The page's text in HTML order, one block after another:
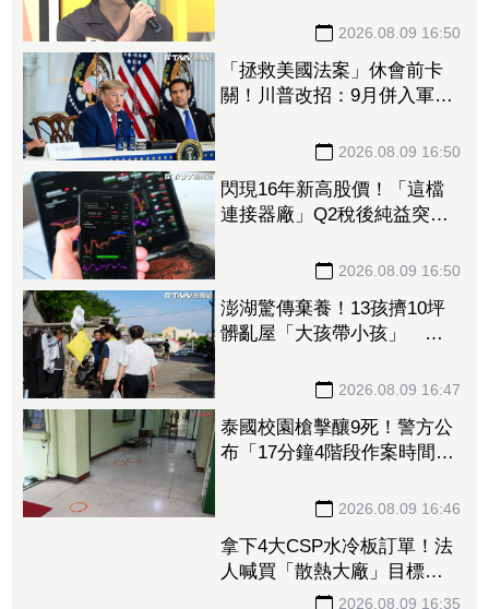
2026.08.09 16:50
「拯救美國法案」休會前卡
關！川普改招：9月併入軍費
2026.08.09 16:50
閃現16年新高股價！「這檔
連接器廠」Q2稅後純益突破2
2026.08.09 16:50
澎湖驚傳棄養！13孩擠10坪
髒亂屋「大孩帶小孩」 父
2026.08.09 16:47
泰國校園槍擊釀9死！警方公
布「17分鐘4階段作案時間
2026.08.09 16:46
拿下4大CSP水冷板訂單！法
人喊買「散熱大廠」目標價
上看3,580元 7月營收創新